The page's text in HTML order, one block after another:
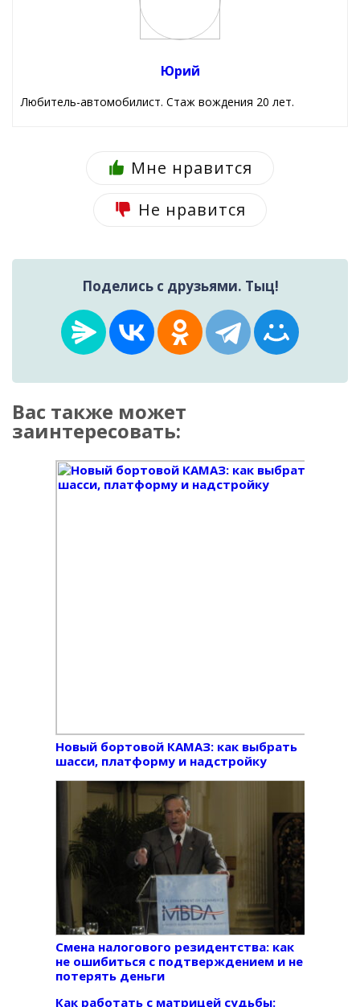
Юрий
Любитель-автомобилист. Стаж вождения 20 лет.
Мне нравится
Не нравится
Поделись с друзьями. Тыц!
Вас также может
заинтересовать:
Новый бортовой КАМАЗ: как выбрать
шасси, платформу и надстройку
Смена налогового резидентства: как
не ошибиться с подтверждением и не
потерять деньги
Как работать с матрицей судьбы: